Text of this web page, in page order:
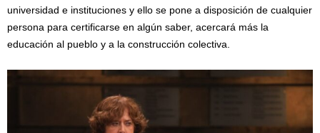
universidad e instituciones y ello se pone a disposición de cualquier
persona para certificarse en algún saber, acercará más la
educación al pueblo y a la construcción colectiva.